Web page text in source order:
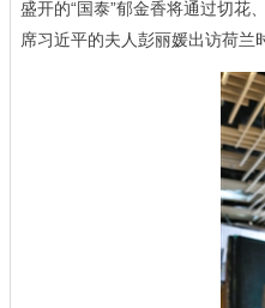
盛开的“国泰”郁金香将通过切花
席习近平的夫人彭丽媛出访荷兰